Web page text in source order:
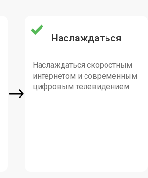
Наслаждаться
Наслаждаться скоростным
интернетом и современным
цифровым телевидением.